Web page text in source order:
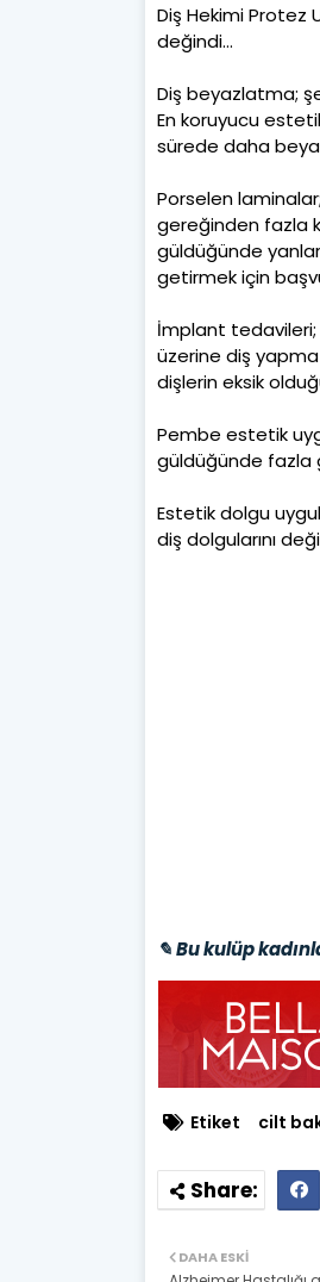
Diş Hekimi Protez
değindi…
Diş beyazlatma;
En koruyucu
sürede daha
Porselen
gereğinden fazla
güldüğünde
getirmek için
İmplant tedavileri;
üzerine diş
dişlerin eksik
Pembe estetik
güldüğünde fazla
Estetik dolgu
diş dolgularını
✎ Bu kulüp
Etiket cilt
DAHA ESKI